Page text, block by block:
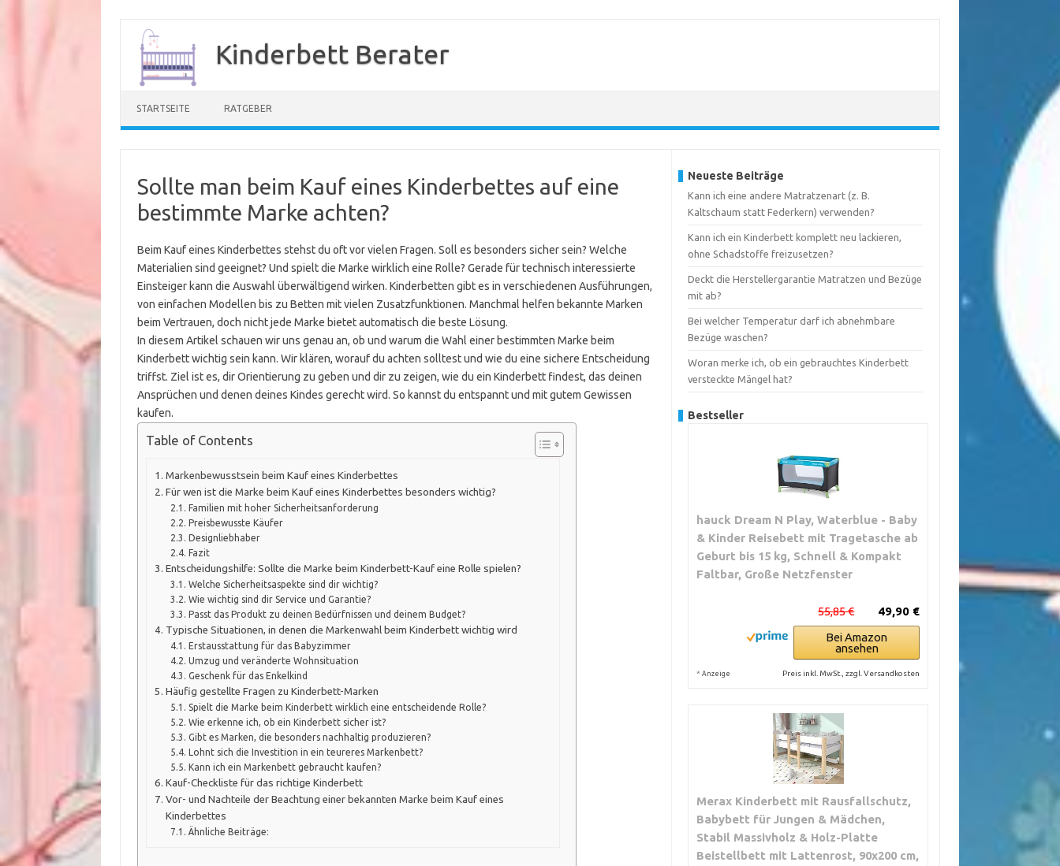
Inhalt
springen
Kinderbett Berater
STARTSEITE RATGEBER
Sollte man beim Kauf eines Kinderbettes auf eine
bestimmte Marke achten?
Beim Kauf eines Kinderbettes stehst du oft vor vielen Fragen. Soll es besonders sicher sein? Welche
Materialien sind geeignet? Und spielt die Marke wirklich eine Rolle? Gerade für technisch interessierte
Einsteiger kann die Auswahl überwältigend wirken. Kinderbetten gibt es in verschiedenen Ausführungen,
von einfachen Modellen bis zu Betten mit vielen Zusatzfunktionen. Manchmal helfen bekannte Marken
beim Vertrauen, doch nicht jede Marke bietet automatisch die beste Lösung.
In diesem Artikel schauen wir uns genau an, ob und warum die Wahl einer bestimmten Marke beim
Kinderbett wichtig sein kann. Wir klären, worauf du achten solltest und wie du eine sichere Entscheidung
triffst. Ziel ist es, dir Orientierung zu geben und dir zu zeigen, wie du ein Kinderbett findest, das deinen
Ansprüchen und denen deines Kindes gerecht wird. So kannst du entspannt und mit gutem Gewissen
kaufen.
Table of Contents
Markenbewusstsein beim Kauf eines Kinderbettes
Für wen ist die Marke beim Kauf eines Kinderbettes besonders wichtig?
Familien mit hoher Sicherheitsanforderung
Preisbewusste Käufer
Designliebhaber
Fazit
Entscheidungshilfe: Sollte die Marke beim Kinderbett-Kauf eine Rolle spielen?
Welche Sicherheitsaspekte sind dir wichtig?
Wie wichtig sind dir Service und Garantie?
Passt das Produkt zu deinen Bedürfnissen und deinem Budget?
Typische Situationen, in denen die Markenwahl beim Kinderbett wichtig wird
Erstausstattung für das Babyzimmer
Umzug und veränderte Wohnsituation
Geschenk für das Enkelkind
Häufig gestellte Fragen zu Kinderbett-Marken
Spielt die Marke beim Kinderbett wirklich eine entscheidende Rolle?
Wie erkenne ich, ob ein Kinderbett sicher ist?
Gibt es Marken, die besonders nachhaltig produzieren?
Lohnt sich die Investition in ein teureres Markenbett?
Kann ich ein Markenbett gebraucht kaufen?
Kauf-Checkliste für das richtige Kinderbett
Vor- und Nachteile der Beachtung einer bekannten Marke beim Kauf eines
Kinderbettes
Ähnliche Beiträge:
Neueste Beiträge
Kann ich eine andere Matratzenart (z. B.
Kaltschaum statt Federkern) verwenden?
Kann ich ein Kinderbett komplett neu lackieren,
ohne Schadstoffe freizusetzen?
Deckt die Herstellergarantie Matratzen und Bezüge
mit ab?
Bei welcher Temperatur darf ich abnehmbare
Bezüge waschen?
Woran merke ich, ob ein gebrauchtes Kinderbett
versteckte Mängel hat?
Bestseller
hauck Dream N Play, Waterblue - Baby
& Kinder Reisebett mit Tragetasche ab
Geburt bis 15 kg, Schnell & Kompakt
Faltbar, Große Netzfenster
49,90 €
55,85 €
Bei Amazon
ansehen
* Anzeige Preis inkl. MwSt., zzgl. Versandkosten
Merax Kinderbett mit Rausfallschutz,
Babybett für Jungen & Mädchen,
Stabil Massivholz & Holz-Platte
Beistellbett mit Lattenrost, 90x200 cm,